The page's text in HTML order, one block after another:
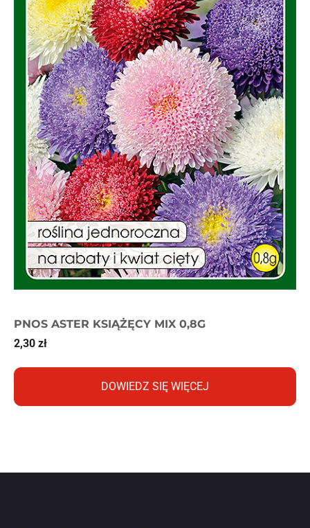
PNOS ASTER KSIĄŻĘCY MIX 0,8G
2,30 zł
DOWIEDZ SIĘ WIĘCEJ